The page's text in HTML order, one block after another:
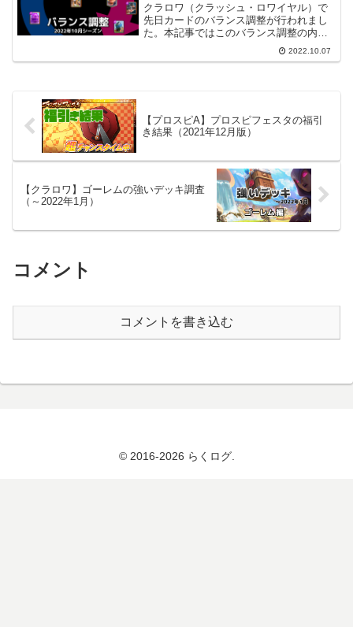
クラロワ（クラッシュ・ロワイヤル）で
先日カードのバランス調整が行われまし
た。本記事ではこのバランス調整の内容
について詳しく見ていきたいと思いま
す。調整案と正式版前々回（6月）と前回
2022.10.07
【プロスピA】プロスピフェスタの福引
き結果（2021年12月版）
【クラロワ】ゴーレムの強いデッキ調査
（～2022年1月）
コメント
コメントを書き込む
© 2016-2026 らくログ.